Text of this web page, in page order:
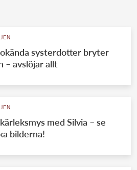
systerdotter bryter
– avslöjar allt
med Silvia – se
bilderna!